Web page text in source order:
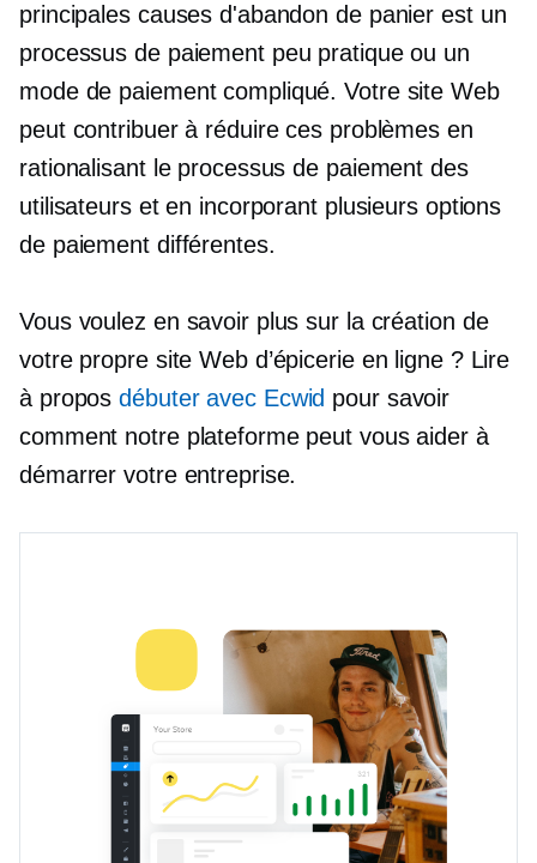
principales causes d'abandon de panier est un
processus de paiement peu pratique ou un
mode de paiement compliqué. Votre site Web
peut contribuer à réduire ces problèmes en
rationalisant le processus de paiement des
utilisateurs et en incorporant plusieurs options
de paiement différentes.
Vous voulez en savoir plus sur la création de
votre propre site Web d’épicerie en ligne ? Lire
à proposdébuter avec Ecwid pour savoir
comment notre plateforme peut vous aider à
démarrer votre entreprise.